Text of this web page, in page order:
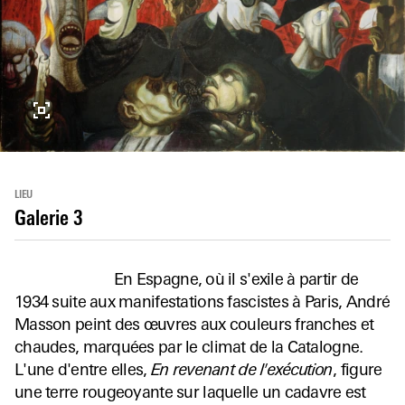
LIEU
Galerie 3
En Espagne, où il s'exile à partir de
1934 suite aux manifestations fascistes à Paris, André
Masson peint des œuvres aux couleurs franches et
chaudes, marquées par le climat de la Catalogne.
L'une d'entre elles, En revenant de l'exécution, figure
une terre rougeoyante sur laquelle un cadavre est